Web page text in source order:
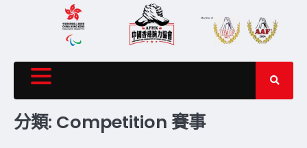
分類: Competition 賽事